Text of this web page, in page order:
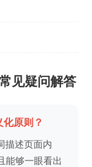
见疑问解答
原则？
描述页面内
能够一眼看出